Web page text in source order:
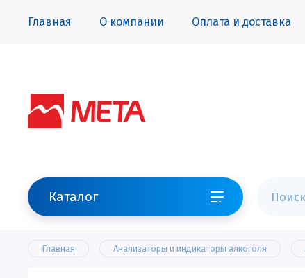
Главная О компании Оплата и доставка
Каталог
Главная Анализаторы и индикаторы алкоголя